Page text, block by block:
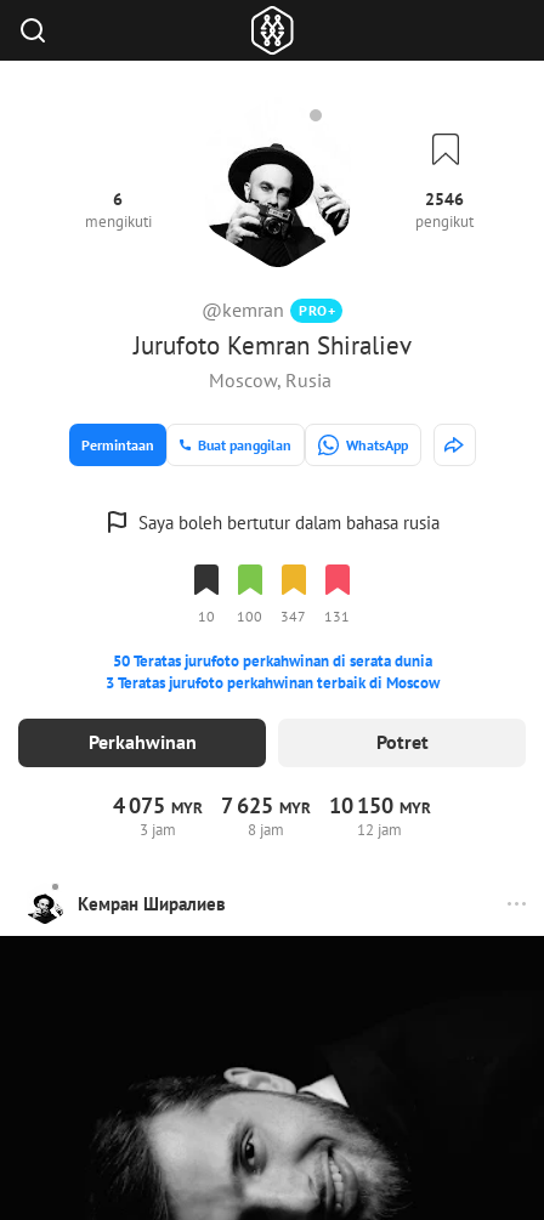
Jurufoto Kemran Shiraliev
@kemran PRO+
6
mengikuti
2546
pengikut
Moscow, Rusia
Permintaan Buat panggilan WhatsApp
Saya boleh bertutur dalam bahasa rusia
10 100 347 131
50 Teratas jurufoto perkahwinan di serata dunia
3 Teratas jurufoto perkahwinan terbaik di Moscow
Perkahwinan Potret
4075MYR
3 jam
7625 MYR
8 jam
10150 MYR
12 jam
Кемран Ширалиев